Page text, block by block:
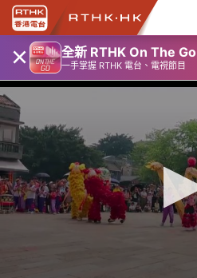
× 全新 RTHK On The Go
一手掌握 RTHK 電台、電視節目